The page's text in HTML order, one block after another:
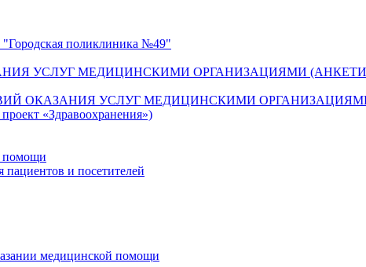
поликлиника №49"
УСЛУГ МЕДИЦИНСКИМИ ОРГАНИЗАЦИЯМИ
ОКАЗАНИЯ УСЛУГ МЕДИЦИНСКИМИ
«Здравоохранения»)
помощи
пациентов и посетителей
медицинской помощи